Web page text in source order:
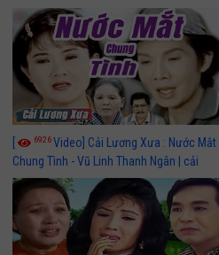
6926Video] Cải Lương Xưa : Nước Mắt
Chung Tình - Vũ Linh Thanh Ngân | cải
lương xã hội hay nhất